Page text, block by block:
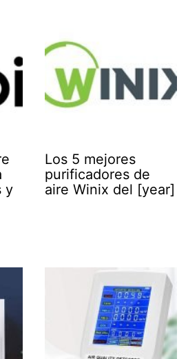
y
Los 5 mejores
purificadores de
aire Winix del [year]